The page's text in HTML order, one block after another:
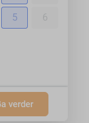
5 6
verder